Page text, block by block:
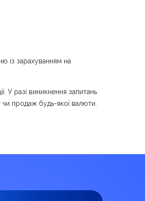
із зарахуванням на
У разі виникнення запитань
чи продаж будь-якої валюти.